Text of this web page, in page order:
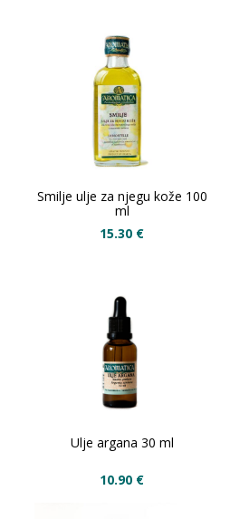
Smilje ulje za njegu kože 100
ml
15.30 €
Ulje argana 30 ml
10.90 €